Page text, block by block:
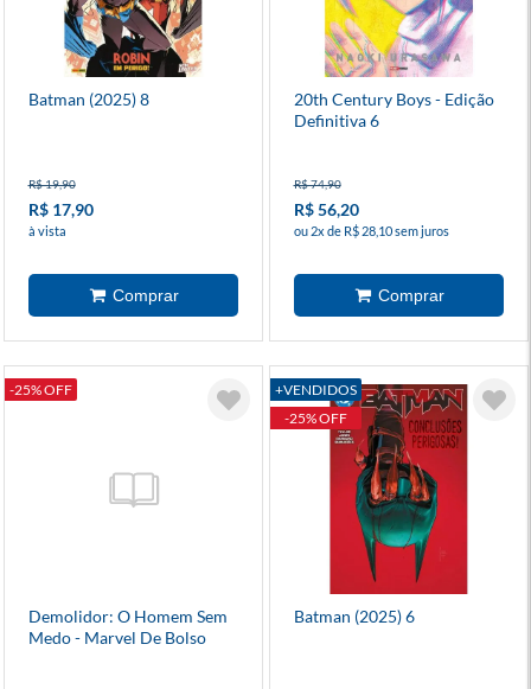
Batman (2025) 8
R$ 19,90
R$ 17,90
à vista
20th Century Boys - Edição
Definitiva 6
R$ 74,90
R$ 56,20
ou 2x de R$ 28,10 sem juros
-25% OFF
Demolidor: O Homem Sem
Medo - Marvel De Bolso
+VENDIDOS
-25% OFF
Batman (2025) 6